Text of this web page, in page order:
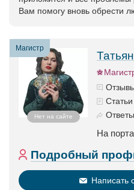
Вам помогу вновь обрести
Магистр
Нет на сайте
Статьи
На
Подробный
Написать